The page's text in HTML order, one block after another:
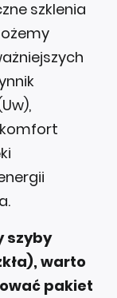
szklenia
szyby
warto
pakiet